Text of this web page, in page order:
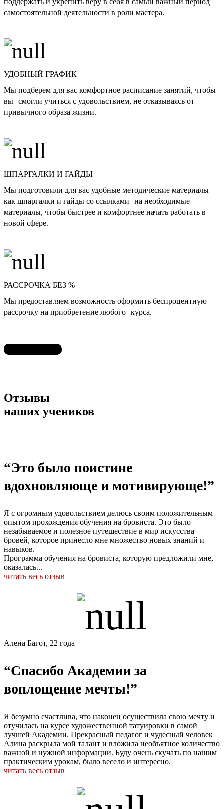
самостоятельной деятельности в роли мастера.
УДОБНЫЙ ГРАФИК
Мы подберем для вас комфортное расписание занятий, чтобы
вы смогли учиться с удовольствием, не отказываясь от
привычного образа жизни.
ШПАРГАЛКИ И ГАЙДЫ
Мы подготовили для вас удобные методические материалы
как шпаргалки и гайды со ссылками на необходимые
материалы, чтобы быстрее и комфортнее начать работать в
новой сфере.
РАССРОЧКА БЕЗ %
Мы предоставляем возможность оформить беспроцентную
рассрочку на приобретение любого курса.
Отзывы
наших учеников
“Это было поистине
вдохновляюще и мотивирующе!”
Я с огромным удовольствием делюсь своим положительным
опытом прохождения обучения на бровиста. Это было
незабываемое и полезное путешествие в мир искусства
бровей, которое принесло мне множество новых знаний и
навыков.
Программа обучения на бровиста, которую предложили мне,
оказалась...
читать весь отзыв
Алена Багот, 22 года
“Спасибо Академии за
воплощение мечты!”
Я безумно счастлива, что наконец осуществила свою мечту и
отучилась на курсе художественной татуировки в самой
лучшей Академии. Прекрасный педагог и чудесный человек
Алина раскрыла мой талант и вложила необъятное количество
важной и нужной информации. Буду очень скучать по нашим
практическим урокам, было весело и интересно.
читать весь отзыв